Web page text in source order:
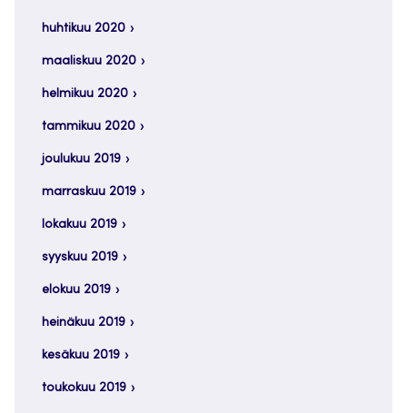
huhtikuu 2020
maaliskuu 2020
helmikuu 2020
tammikuu 2020
joulukuu 2019
marraskuu 2019
lokakuu 2019
syyskuu 2019
elokuu 2019
heinäkuu 2019
kesäkuu 2019
toukokuu 2019